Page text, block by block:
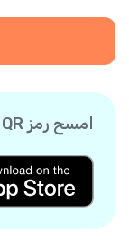
امسح رمز QR لتنزيل تطبيق Yolla